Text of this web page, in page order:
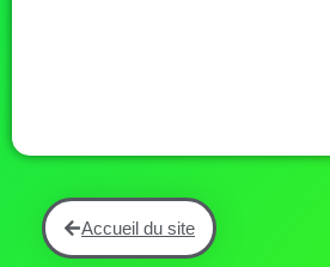
Accueil du site